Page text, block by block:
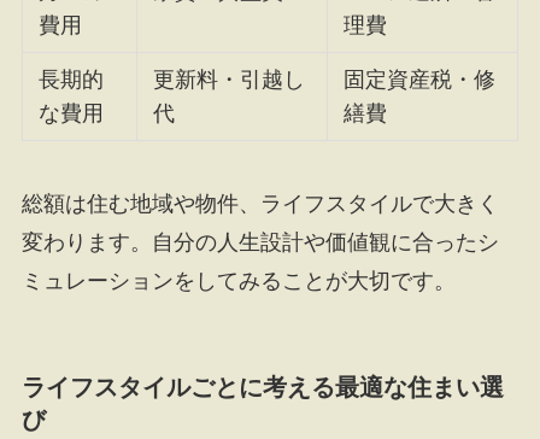
費用
理費
長期的
な費用
更新料・引越し
代
固定資産税・修
繕費
総額は住む地域や物件、ライフスタイルで大きく
変わります。自分の人生設計や価値観に合ったシ
ミュレーションをしてみることが大切です。
ライフスタイルごとに考える最適な住まい選
び